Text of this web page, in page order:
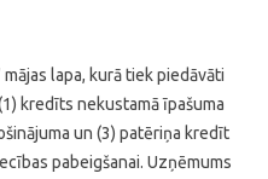
lapa, kurā tiek piedāvāti
kredīts nekustamā īpašuma
un (3) patēriņa kredīt
pabeigšanai. Uzņēmums